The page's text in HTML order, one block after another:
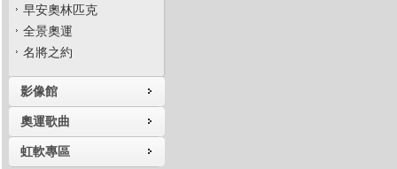
早安奧林匹克
全景奧運
名將之約
影像館
奧運歌曲
虹軟專區